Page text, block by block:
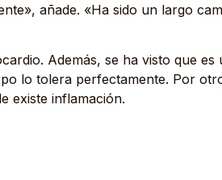
añade. «Ha sido un largo
Además, se ha visto que
lo tolera perfectamente. Por
existe inflamación.